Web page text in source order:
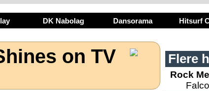
DK Nabolag Dansorama Hitsurf
on TV Flere
Rock
Falco